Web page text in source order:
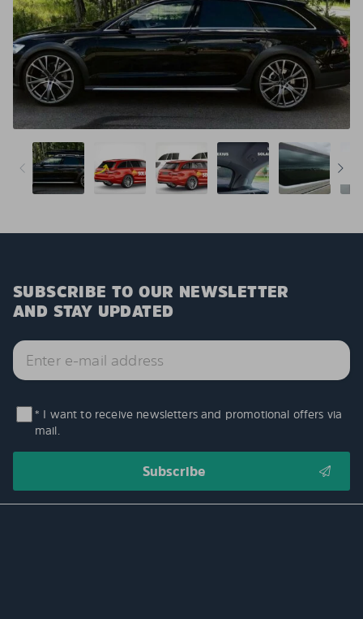
SUBSCRIBE TO OUR NEWSLETTER
AND STAY UPDATED
* I want to receive newsletters and promotional offers via
mail.